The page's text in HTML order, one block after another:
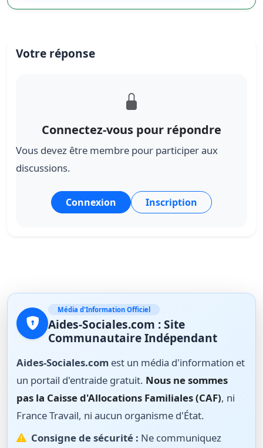
Votre réponse
Connectez-vous pour répondre
Vous devez être membre pour participer aux
discussions.
Connexion Inscription
Média d'Information Officiel
Aides-Sociales.com : Site
Communautaire Indépendant
Aides-Sociales.com est un média d'information et
un portail d'entraide gratuit. Nous ne sommes
pas la Caisse d'Allocations Familiales (CAF), ni
France Travail, ni aucun organisme d'État.
Consigne de sécurité : Ne communiquez